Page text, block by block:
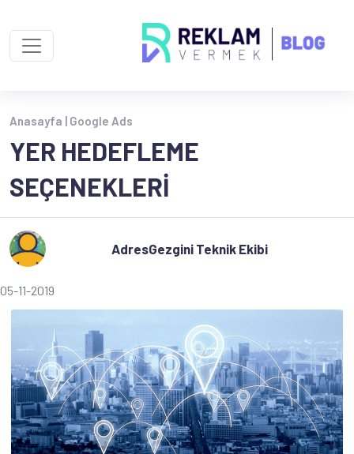
Anasayfa | Google Ads
YER HEDEFLEME
SEÇENEKLERI
AdresGezgini Teknik Ekibi
05-11-2019